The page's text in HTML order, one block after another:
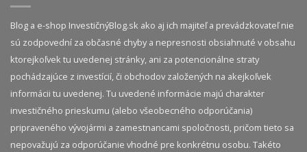
Blog a e-shop InvestičnýBlog.sk ako aj ich majiteľ a prevádzkovateľ nie
sú zodpovední za občasné chyby a nepresnosti obsiahnuté v obsahu
ktorejkoľvek tu uvedenej stránky, ani za potencionálne straty
pochádzajúce z investícií, či obchodov založených na akejkoľvek
informácii tu uvedenej. Tu uvedené informácie majú charakter
investičného prieskumu (alebo všeobecného odporúčania)
pripraveného vývojármi a zamestnancami spoločnosti, pričom tieto sa
nepovažujú za odporúčanie vhodné pre konkrétnu osobu. Takéto